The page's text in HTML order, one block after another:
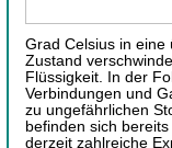
Grad Celsius in eine
Zustand
Flüssigkeit. In der
Verbindungen und
zu ungefährlichen
befinden sich
derzeit zahlreiche